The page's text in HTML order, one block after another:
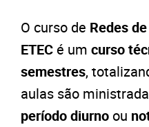
O curso de Redes
ETEC é um curso
semestres,
aulas são
período diurnoou